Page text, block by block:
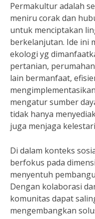
Permakultur adalah
meniru corak dan
untuk menciptakan
berkelanjutan. Ide ini
ekologi yg
pertanian,
lain bermanfaat,
mengatur sumber
tidak hanya
juga menjaga
Di dalam konteks
berfokus pada
menyentuh
Dengan kolaborasi
komunitas dapat
mengembangkan